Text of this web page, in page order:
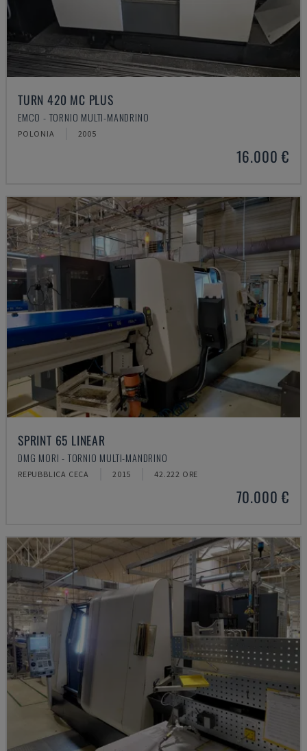
TURN 420 MC PLUS
EMCO - TORNIO MULTI-MANDRINO
POLONIA 2005
16.000 €
SPRINT 65 LINEAR
DMG MORI - TORNIO MULTI-MANDRINO
REPUBBLICA CECA 2015 42.222 ORE
70.000 €